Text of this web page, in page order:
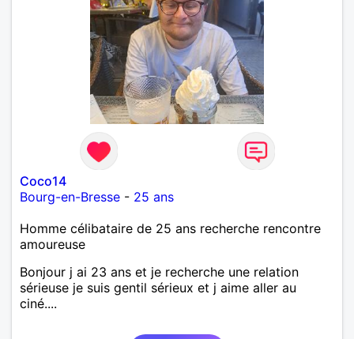
Coco14
Bourg-en-Bresse - 25 ans
Homme célibataire de 25 ans recherche rencontre
amoureuse
Bonjour j ai 23 ans et je recherche une relation
sérieuse je suis gentil sérieux et j aime aller au
ciné....